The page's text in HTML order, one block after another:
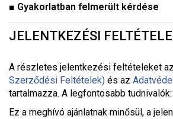
■ Gyakorlatban felmerült kérdése
JELENTKEZÉSI
A részletes jelentkezési feltételeket az
Szerződési Feltételek) és az
tartalmazza. A legfontosabb tudnivalók:
Ez a meghívó ajánlatnak minősül, a